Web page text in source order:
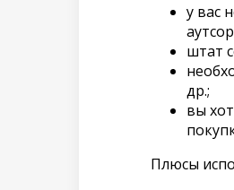
у вас
штат
др.;
вы
Плюсы